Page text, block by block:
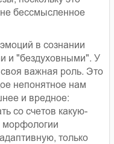
бессмысленное
в сознании
и "бездуховными". У
своя важная роль. Это
непонятное нам
и вредное:
со счетов какую-
морфологии
только